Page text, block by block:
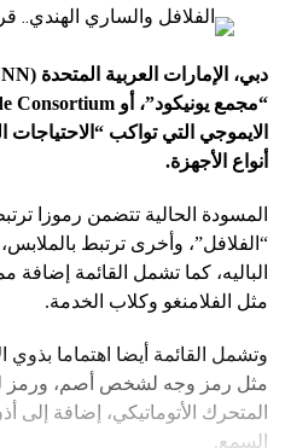
دبي، الإمارات العربية المتحدة (
“مجمع يونيكود”، أو Consortium
الايموجي التي تواكب
أنواع الأجهزة.
المسودة الحالية تتضمن رموزا
“الفلافل”، وأخرى ترتبط
الباليه، كما تشمل القائمة إضافة
مثل الفلامنغو وكلاب الخدمة.
وتشمل القائمة أيضا اهتماما بذوي
مثل رمز وجه لشخص أصم، ورمز
المتحرك الأتوماتيكي، إضافة إلى
السمع.